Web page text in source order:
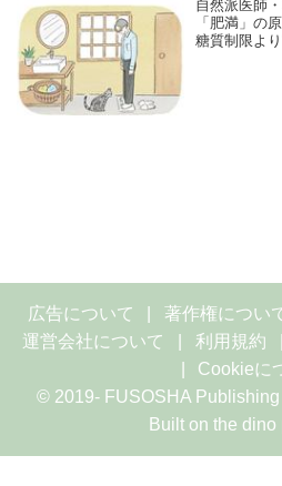
自然派医師
「肥満」の
糖質制限よ
広告について 著作権につい
運営会社について
利用規約
Cookieに
© 2019- FUSOSHA
Built on the dino